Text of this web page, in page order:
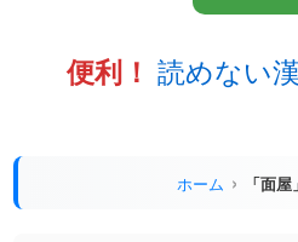
便利！ 読めない
ホーム 「面